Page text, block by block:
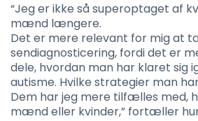
“Jeg er ikke så superoptaget af
mænd længere.
Det er mere relevant for mig at
sendiagnosticering, fordi det er
dele, hvordan man har klaret sig
autisme. Hvilke strategier man
Dem har jeg mere tilfælles med,
mænd eller kvinder,” fortæller